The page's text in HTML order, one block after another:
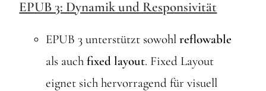
EPUB 3: Dynamik und Responsivität
EPUB 3 unterstützt sowohlreflowable
als auchfixed layout. Fixed Layout
eignet sich hervorragend für visuell